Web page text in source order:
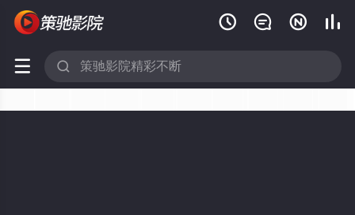
   
 